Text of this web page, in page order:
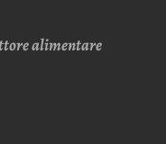
alimentare